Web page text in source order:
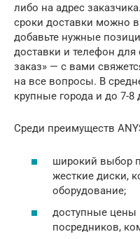
либо на адрес
сроки доставки можно
добавьте нужные
доставки и телефон
заказ» — с вами
на все вопросы. В
крупные города и до 7-
Среди преимуществ
широкий выбор
жесткие диски,
оборудование;
доступные цены
посредников,